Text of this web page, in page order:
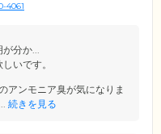
囲で、お食事の準備や掃除、
4061
分か...
いです。
アンモニア臭が気になりま
続きを見る